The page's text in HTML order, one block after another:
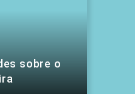
sobre o